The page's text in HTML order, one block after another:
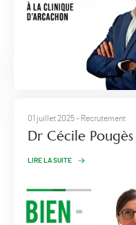
01 juillet 2025- Recrutement
Dr Cécile
LIRE LA SUITE